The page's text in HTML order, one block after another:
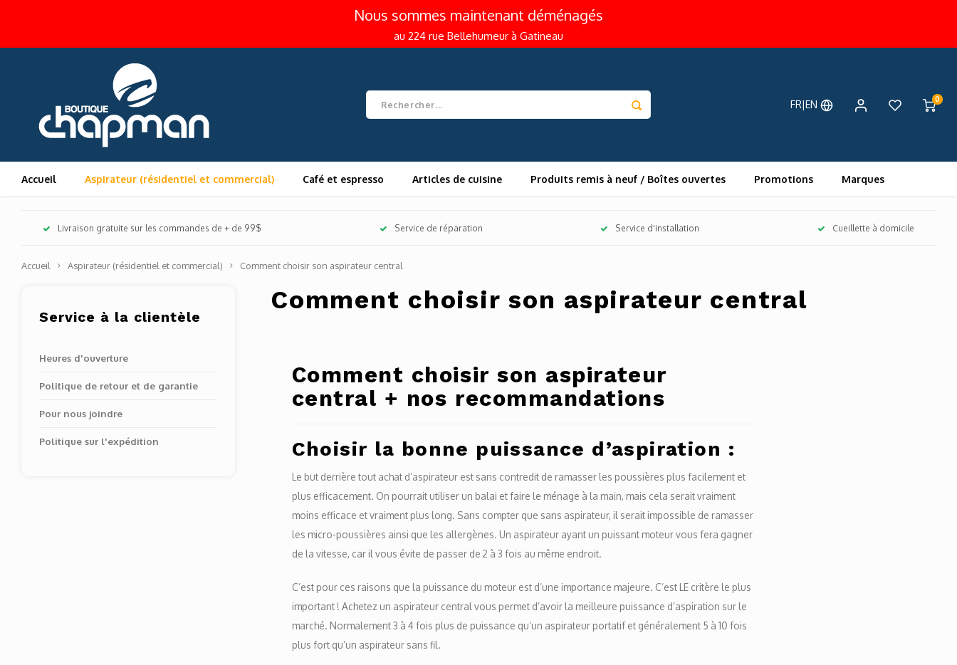
Nous sommes maintenant déménagés
au 224 rue Bellehumeur à Gatineau
FR|EN 0
Accueil Aspirateur (résidentiel et commercial) Café et espresso Articles de cuisine Produits remis à neuf / Boîtes ouvertes Promotions Marques
Livraison gratuite sur les commandes de + de 99$ Service de réparation Service d'installation Cueillette à domicile
Accueil Aspirateur (résidentiel et commercial) Comment choisir son aspirateur central
Service à la clientèle
Heures d'ouverture
Politique de retour et de garantie
Pour nous joindre
Politique sur l'expédition
Comment choisir son aspirateur central
Comment choisir son aspirateur
central + nos recommandations
Choisir la bonne puissance d’aspiration :
Le but derrière tout achat d’aspirateur est sans contredit de ramasser les poussières plus facilement et
plus efficacement. On pourrait utiliser un balai et faire le ménage à la main, mais cela serait vraiment
moins efficace et vraiment plus long. Sans compter que sans aspirateur, il serait impossible de ramasser
les micro-poussières ainsi que les allergènes. Un aspirateur ayant un puissant moteur vous fera gagner
de la vitesse, car il vous évite de passer de 2 à 3 fois au même endroit.
C’est pour ces raisons que la puissance du moteur est d’une importance majeure. C’est LE critère le plus
important ! Achetez un aspirateur central vous permet d’avoir la meilleure puissance d’aspiration sur le
marché. Normalement 3 à 4 fois plus de puissance qu’un aspirateur portatif et généralement 5 à 10 fois
plus fort qu’un aspirateur sans fil.